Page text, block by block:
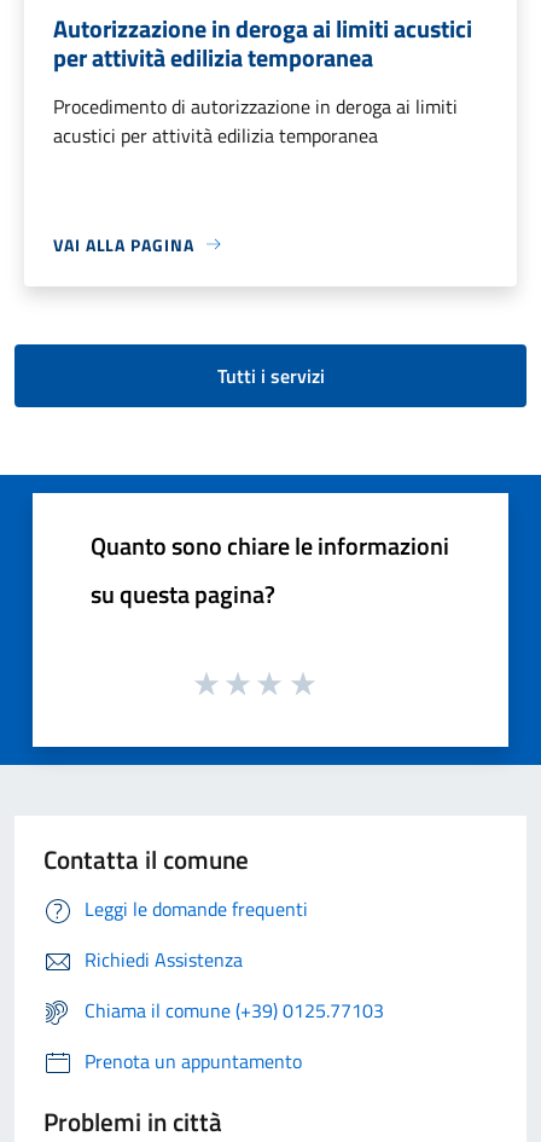
Autorizzazione in deroga ai limiti acustici
per attività edilizia temporanea
Procedimento di autorizzazione in deroga ai limiti
acustici per attività edilizia temporanea
VAI ALLA PAGINA
Tutti i servizi
Quanto sono chiare le informazioni
su questa pagina?
Contatta il comune
Leggi le domande frequenti
Richiedi Assistenza
Chiama il comune (+39) 0125.77103
Prenota un appuntamento
Problemi in città